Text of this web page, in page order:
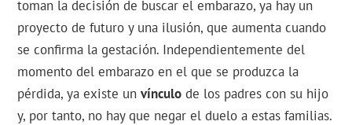
toman la decisión de buscar el embarazo, ya hay un
proyecto de futuro y una ilusión, que aumenta cuando
se confirma la gestación. Independientemente del
momento del embarazo en el que se produzca la
pérdida, ya existe unvínculo de los padres con su hijo
y, por tanto, no hay que negar el duelo a estas familias.